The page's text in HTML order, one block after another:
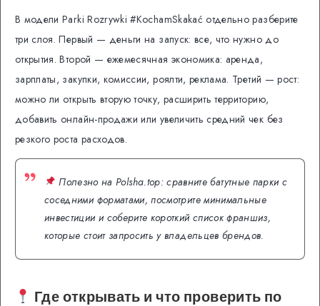
В модели Parki Rozrywki #KochamSkakać отдельно разберите
три слоя. Первый — деньги на запуск: все, что нужно до
открытия. Второй — ежемесячная экономика: аренда,
зарплаты, закупки, комиссии, роялти, реклама. Третий — рост:
можно ли открыть вторую точку, расширить территорию,
добавить онлайн-продажи или увеличить средний чек без
резкого роста расходов.
Полезно на Polsha.top: сравните батутные парки с
соседними форматами, посмотрите минимальные
инвестиции и соберите короткий список франшиз,
которые стоит запросить у владельцев брендов.
Где открывать и что проверить по